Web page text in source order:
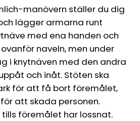
manövern ställer du dig
lägger armarna runt
med ena handen och
naveln, men under
i knytnäven med den andra
och inåt. Stöten ska
för att få bort föremålet,
att skada personen.
föremålet har lossnat.